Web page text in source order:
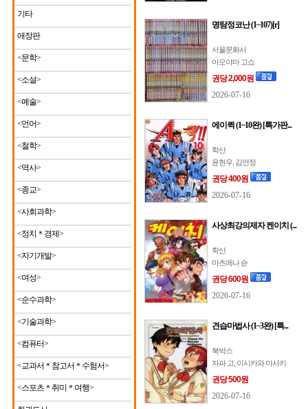
기타
애장판
<문학>
<소설>
<예술>
<언어>
<철학>
<역사>
<종교>
<사회과학>
<정치＊경제>
<자기개발>
<여성>
<순수과학>
<기술과학>
<컴퓨터>
<교과서＊참고서＊수험서>
<스포츠＊취미＊여행>
명탐정코난 (1~107)[r]
서울문화사
아오야마 고쇼
권당 2,000원
2026-07-16
에이퀵 (1~10완) [특가판...
학산
윤현우, 김언정
권당 400원
2026-07-16
사상최강의제자 켄이치 (...
학산
마츠에나 슌
권당 600원
2026-07-16
견습마법사 (1~3완) [특...
북박스
자파 고, 이시카와 마사키
권당 500원
2026-07-16